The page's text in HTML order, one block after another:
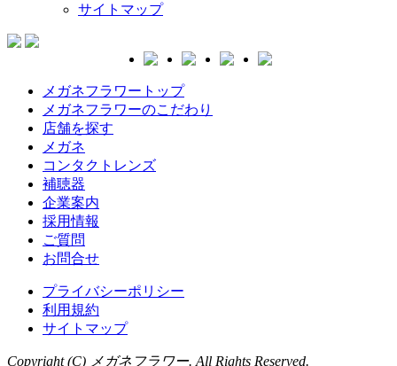
サイトマップ
メガネフラワートップ
メガネフラワーのこだわり
店舗を探す
メガネ
コンタクトレンズ
補聴器
企業案内
採用情報
ご質問
お問合せ
プライバシーポリシー
利用規約
サイトマップ
Copyright (C) メガネフラワー. All Rights Reserved.